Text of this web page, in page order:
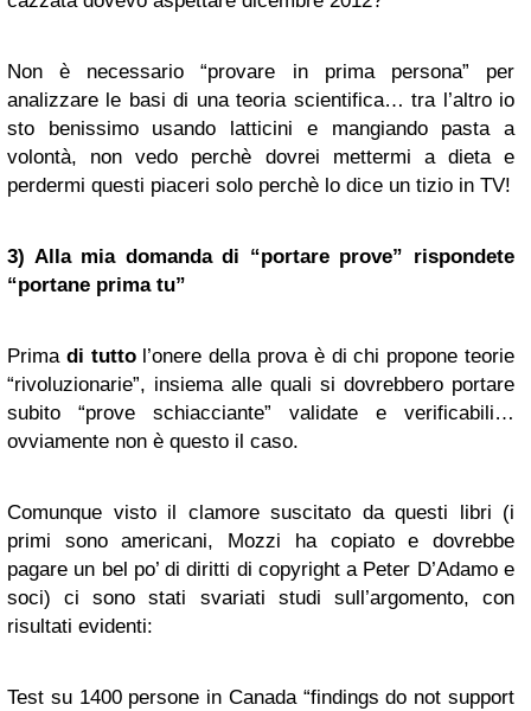
Non è necessario “provare in prima persona” per
analizzare le basi di una teoria scientifica… tra l’altro io
sto benissimo usando latticini e mangiando pasta a
volontà, non vedo perchè dovrei mettermi a dieta e
perdermi questi piaceri solo perchè lo dice un tizio in TV!
3) Alla mia domanda di “portare prove” rispondete
“portane prima tu”
Prima di tuttol’onere della prova è di chi propone teorie
“rivoluzionarie”, insiema alle quali si dovrebbero portare
subito “prove schiacciante” validate e verificabili…
ovviamente non è questo il caso.
Comunque visto il clamore suscitato da questi libri (i
primi sono americani, Mozzi ha copiato e dovrebbe
pagare un bel po’ di diritti di copyright a Peter D’Adamo e
soci) ci sono stati svariati studi sull’argomento, con
risultati evidenti:
Test su 1400 persone in Canada “findings do not support